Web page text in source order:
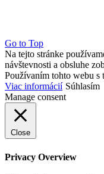
Go to Top
Na tejto stránke
návštevnosti a obsluhe
Používaním tohto webu s
Viac informácií Súhlasím
Manage consent
Close
Privacy Overview